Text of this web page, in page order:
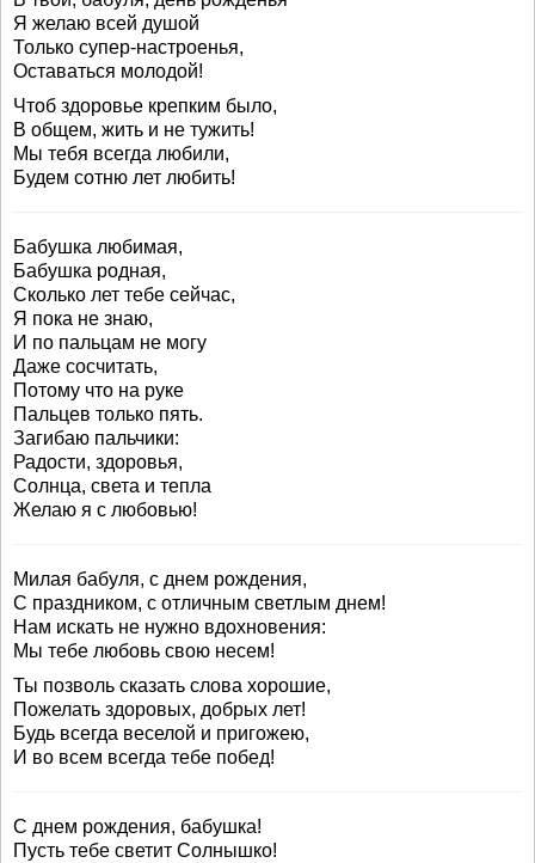
Я желаю всей душой
Только супер-настроенья,
Оставаться молодой!
Чтоб здоровье крепким было,
В общем, жить и не тужить!
Мы тебя всегда любили,
Будем сотню лет любить!
Бабушка любимая,
Бабушка родная,
Сколько лет тебе сейчас,
Я пока не знаю,
И по пальцам не могу
Даже сосчитать,
Потому что на руке
Пальцев только пять.
Загибаю пальчики:
Радости, здоровья,
Солнца, света и тепла
Желаю я с любовью!
Милая бабуля, с днем рождения,
С праздником, с отличным светлым днем!
Нам искать не нужно вдохновения:
Мы тебе любовь свою несем!
Ты позволь сказать слова хорошие,
Пожелать здоровых, добрых лет!
Будь всегда веселой и пригожею,
И во всем всегда тебе побед!
С днем рождения, бабушка!
Пусть тебе светит Солнышко!